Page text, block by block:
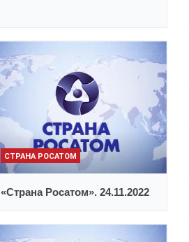
СТРАНА РОСАТОМ
«Страна Росатом». 24.11.2022